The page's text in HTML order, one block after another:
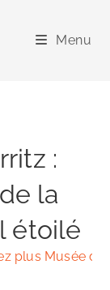
Menu
:
la
étoilé
plus Musée de